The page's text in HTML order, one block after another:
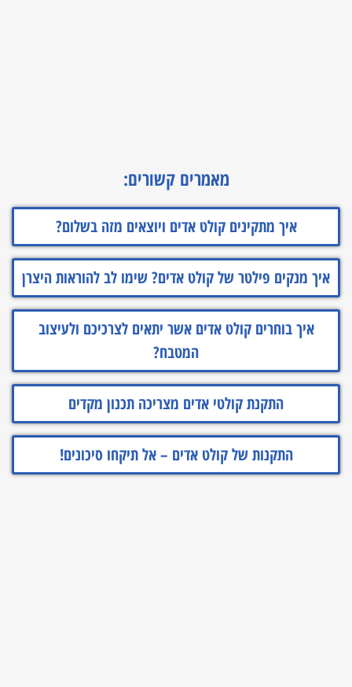
מאמרים קשורים:
איך מתקינים קולט אדים ויוצאים מזה בשלום?
איך מנקים פילטר של קולט אדים? שימו לב להוראות היצרן
איך בוחרים קולט אדים אשר יתאים לצרכיכם ולעיצוב
המטבח?
התקנת קולטי אדים מצריכה תכנון מקדים
התקנות של קולט אדים – אל תיקחו סיכונים!